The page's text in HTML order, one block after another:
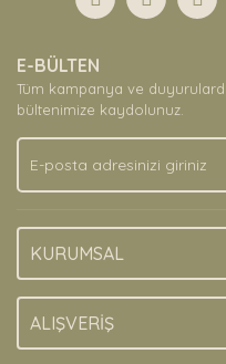
Ürün açıklamasında
Ürün bilgilerinde hatalar
Ürün fiyatı diğer
Bu ürüne benzer farklı
E-BÜLTEN
Tüm kampanya ve
bültenimize kaydolunuz.
KURUMSAL
ALIŞVERİŞ